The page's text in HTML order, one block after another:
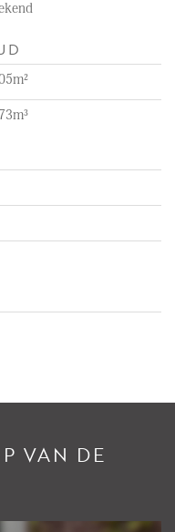
VAN DE